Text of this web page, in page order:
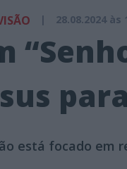
| 28.08.2024 às
está focado em